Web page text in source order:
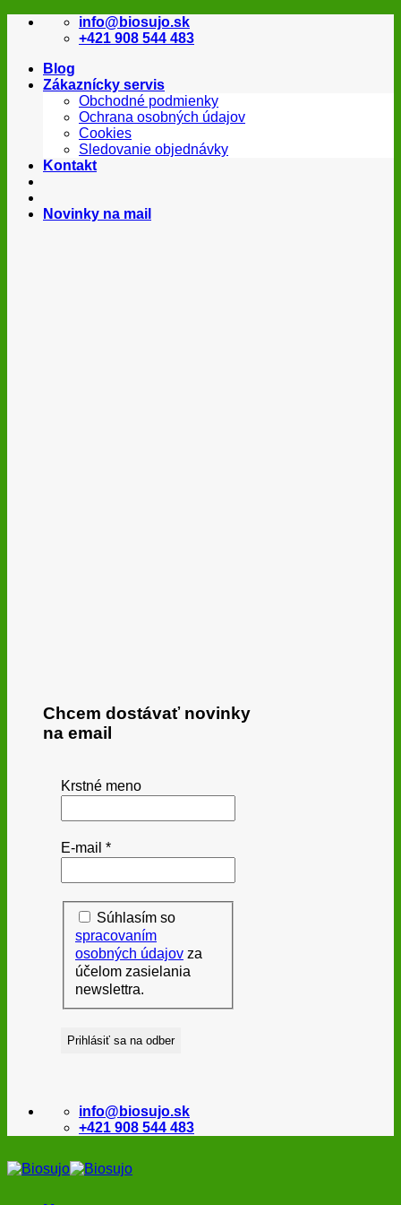
Skip
info@biosujo.sk
+421 908 544 483
Blog
Zákaznícky servis
Obchodné podmienky
Ochrana osobných údajov
Cookies
Sledovanie objednávky
Kontakt
Novinky na mail
Chcem dostávať novinky
na email
Krstné meno
E-mail *
Súhlasím so
spracovaním
osobných údajov za
účelom zasielania
newslettra.
info@biosujo.sk
+421 908 544 483